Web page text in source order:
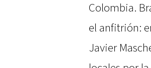
Colombia.
el anfitrión:
Javier